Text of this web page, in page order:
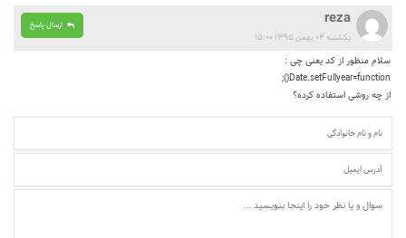
ارسال پاسخ reza
یکشنبه ۰۳ بهمن ۱۳۹۵ ۱۵:۰۰
سلام منظور از کد یعنی چی :
Date.setFullyear=function();
از چه روشی استفاده کرده؟